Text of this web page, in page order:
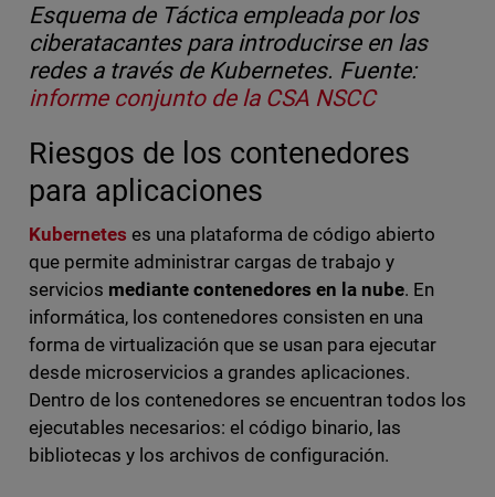
Esquema de Táctica empleada por los
ciberatacantes para introducirse en las
redes a través de Kubernetes. Fuente:
informe conjunto de la CSA NSCC
Riesgos de los contenedores
para aplicaciones
Kubernetes es una plataforma de código abierto
que permite administrar cargas de trabajo y
servicios mediante contenedores en la nube. En
informática, los contenedores consisten en una
forma de virtualización que se usan para ejecutar
desde microservicios a grandes aplicaciones.
Dentro de los contenedores se encuentran todos los
ejecutables necesarios: el código binario, las
bibliotecas y los archivos de configuración.